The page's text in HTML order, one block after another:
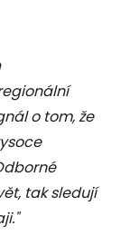
o tom, že
tak sledují